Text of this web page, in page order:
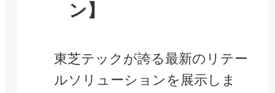
ン】
東芝テックが誇る最新のリテー
ルソリューションを展示しま